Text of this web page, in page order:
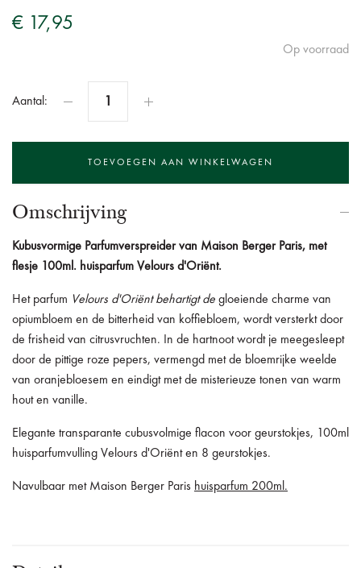
€ 17,95
Op voorraad
Aantal:
Omschrijving
Kubusvormige Parfumverspreider van Maison Berger Paris, met
flesje 100ml. huisparfum Velours d'Oriënt.
Het parfum Velours d'Oriënt behartigt de gloeiende charme van
opiumbloem en de bitterheid van koffiebloem, wordt versterkt door
de frisheid van citrusvruchten. In de hartnoot wordt je meegesleept
door de pittige roze pepers, vermengd met de bloemrijke weelde
van oranjebloesem en eindigt met de misterieuze tonen van warm
hout en vanille.
Elegante transparante cubusvolmige flacon voor geurstokjes, 100ml
huisparfumvulling Velours d'Oriënt en 8 geurstokjes.
Navulbaar met Maison Berger Paris huisparfum 200ml.